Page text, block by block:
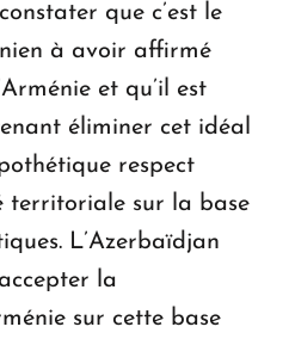
que c’est le
à avoir affirmé
et qu’il est
éliminer cet idéal
respect
territoriale sur la base
L’Azerbaïdjan
la
sur cette base